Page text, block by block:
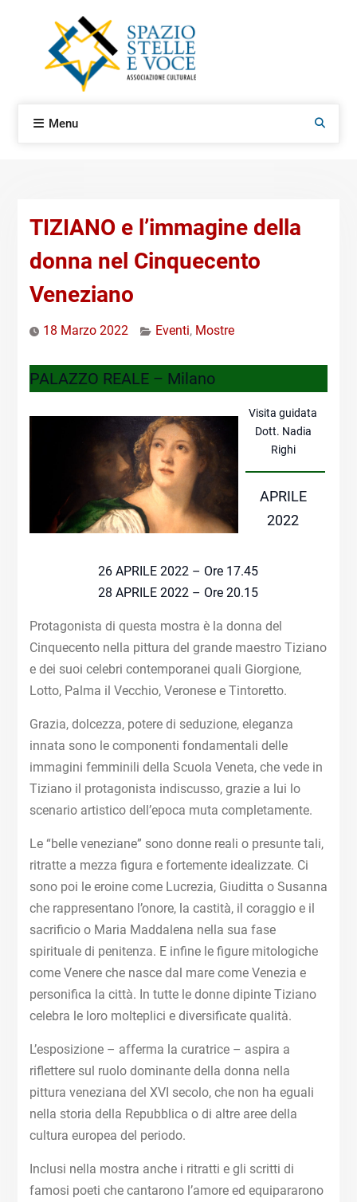
Menu Search
TIZIANO e l’immagine della
donna nel Cinquecento
Veneziano
18 Marzo 2022 Eventi, Mostre
PALAZZO REALE – Milano
Visita guidata
Dott. Nadia
Righi
APRILE
2022
26 APRILE 2022 – Ore 17.45
28 APRILE 2022 – Ore 20.15
Protagonista di questa mostra è la donna del
Cinquecento nella pittura del grande maestro Tiziano
e dei suoi celebri contemporanei quali Giorgione,
Lotto, Palma il Vecchio, Veronese e Tintoretto.
Grazia, dolcezza, potere di seduzione, eleganza
innata sono le componenti fondamentali delle
immagini femminili della Scuola Veneta, che vede in
Tiziano il protagonista indiscusso, grazie a lui lo
scenario artistico dell’epoca muta completamente.
Le “belle veneziane” sono donne reali o presunte tali,
ritratte a mezza figura e fortemente idealizzate. Ci
sono poi le eroine come Lucrezia, Giuditta o Susanna
che rappresentano l’onore, la castità, il coraggio e il
sacrificio o Maria Maddalena nella sua fase
spirituale di penitenza. E infine le figure mitologiche
come Venere che nasce dal mare come Venezia e
personifica la città. In tutte le donne dipinte Tiziano
celebra le loro molteplici e diversificate qualità.
L’esposizione – afferma la curatrice – aspira a
riflettere sul ruolo dominante della donna nella
pittura veneziana del XVI secolo, che non ha eguali
nella storia della Repubblica o di altre aree della
cultura europea del periodo.
Inclusi nella mostra anche i ritratti e gli scritti di
famosi poeti che cantarono l’amore ed equipararono